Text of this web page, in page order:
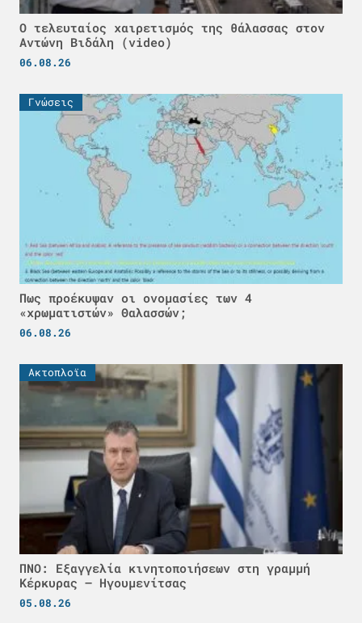
Ο τελευταίος χαιρετισμός της θάλασσας στον
Αντώνη Βιδάλη (video)
06.08.26
Γνώσεις
Πως προέκυψαν οι ονομασίες των 4
«χρωματιστών» Θαλασσών;
06.08.26
Ακτοπλοϊα
ΠΝΟ: Εξαγγελία κινητοποιήσεων στη γραμμή
Κέρκυρας – Ηγουμενίτσας
05.08.26